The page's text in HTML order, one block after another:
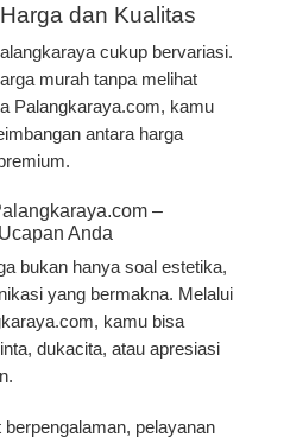
dan Kualitas
cukup bervariasi.
murah tanpa melihat
Palangkaraya.com, kamu
antara harga
.
–
Anda
bukan hanya soal estetika,
yang bermakna. Melalui
, kamu bisa
dukacita, atau apresiasi
pelayanan